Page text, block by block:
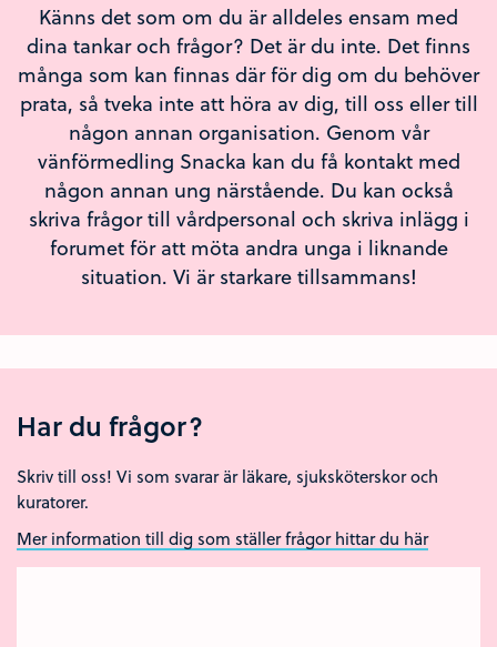
Känns det som om du är alldeles ensam med
dina tankar och frågor? Det är du inte. Det finns
många som kan finnas där för dig om du behöver
prata, så tveka inte att höra av dig, till oss eller till
någon annan organisation. Genom vår
vänförmedling Snacka kan du få kontakt med
någon annan ung närstående. Du kan också
skriva frågor till vårdpersonal och skriva inlägg i
forumet för att möta andra unga i liknande
situation. Vi är starkare tillsammans!
Har du frågor?
Skriv till oss! Vi som svarar är läkare, sjuksköterskor och
kuratorer.
Mer information till dig som ställer frågor hittar du här